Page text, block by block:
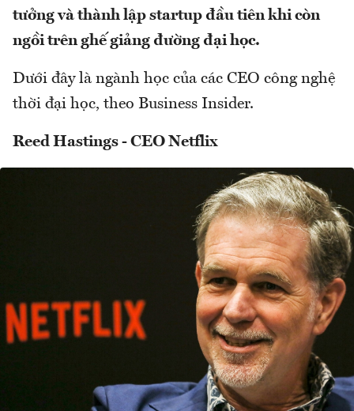
tưởng và thành lập startup đầu tiên khi còn
ngồi trên ghế giảng đường đại học.
Dưới đây là ngành học của các CEO công nghệ
thời đại học, theo Business Insider.
Reed Hastings - CEO Netflix